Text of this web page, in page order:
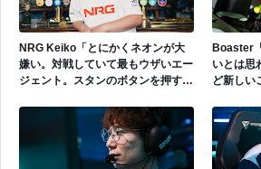
NRG Keiko「とにかくネオンが大
嫌い。対戦していて最もウザいエー
ジェント。スタンのボタンを押すだ
んて存在しない。」
Boaster
いとは思
ど新しい